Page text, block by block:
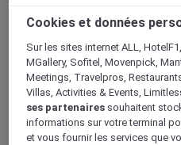
ALL Accor+ Voyager
15% de réduction
+30 marques
DÉCOUVRIR
Cookies et données
Sur les sites internet ALL,
MGallery, Sofitel, Movenpick,
Meetings, Travelpros,
Villas, Activities & Events,
ses partenaires souhaitent
informations sur votre terminal
et vous fournir les services que